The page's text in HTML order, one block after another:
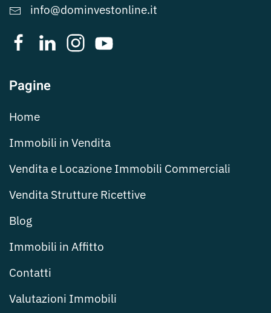
info@dominvestonline.it
Pagine
Home
Immobili in Vendita
Vendita e Locazione Immobili Commerciali
Vendita Strutture Ricettive
Blog
Immobili in Affitto
Contatti
Valutazioni Immobili